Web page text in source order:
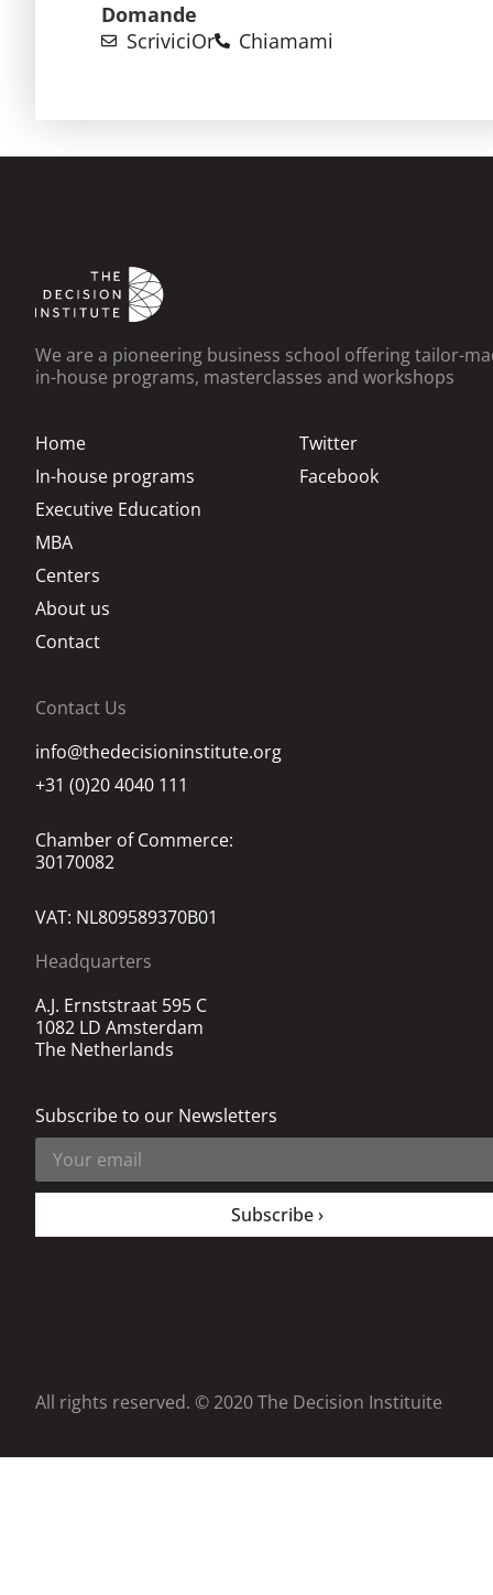
Domande
ScriviciOr Chiamami
We are a pioneering business school offering tailor-
in-house programs, masterclasses and workshops
Home
In-house programs
Executive Education
MBA
Centers
About us
Contact
Twitter
Facebook
Contact Us
info@thedecisioninstitute.org
+31 (0)20 4040 111
Chamber of Commerce:
30170082
VAT: NL809589370B01
Headquarters
A.J. Ernststraat 595 C
1082 LD Amsterdam
The Netherlands
Subscribe to our Newsletters
Subscribe ›
All rights reserved. © 2020 The Decision Instituite